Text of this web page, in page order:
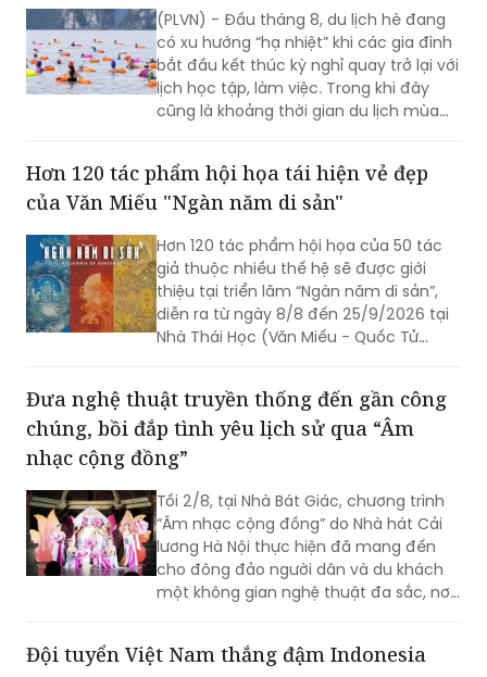
(PLVN) - Đầu tháng 8, du lịch hè đang
có xu hướng “hạ nhiệt” khi các gia đình
bắt đầu kết thúc kỳ nghỉ quay trở lại với
lịch học tập, làm việc. Trong khi đây
cũng là khoảng thời gian du lịch mùa
hẹn sẽ thu hút lượng lớn du khách.
Hơn 120 tác phẩm hội họa tái hiện vẻ đẹp
của Văn Miếu "Ngàn năm di sản"
Hơn 120 tác phẩm hội họa của 50 tác
giả thuộc nhiều thế hệ sẽ được giới
thiệu tại triển lãm “Ngàn năm di sản”,
diễn ra từ ngày 8/8 đến 25/9/2026 tại
Nhà Thái Học (Văn Miếu - Quốc Tử
Giám (1076-2026), đồng thời hướng tới
kỷ niệm 81 năm Ngày Quốc khánh nước
Cộng hòa xã hội chủ nghĩa Việt Nam
(02/9/1945 - 02/9/2026).
Đưa nghệ thuật truyền thống đến gần công
chúng, bồi đắp tình yêu lịch sử qua “Âm
nhạc cộng đồng”
Tối 2/8, tại Nhà Bát Giác, chương trình
“Âm nhạc cộng đồng” do Nhà hát Cải
lương Hà Nội thực hiện đã mang đến
cho đông đảo người dân và du khách
một không gian nghệ thuật đa sắc, nơi
không gian của phố đi bộ hồ Hoàn
Đội tuyển Việt Nam thắng đậm Indonesia